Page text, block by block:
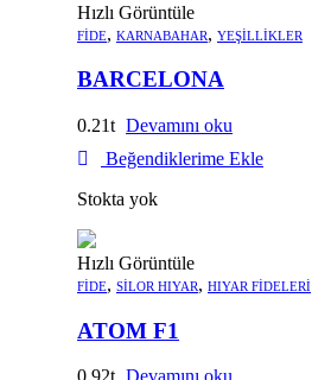
Hızlı Görüntüle
FIDE, KARNABAHAR, YEŞILLIKLER
BARCELONA
0.21
Devamını oku
Beğendiklerime Ekle
Stokta yok
Hızlı Görüntüle
FIDE, SILOR HIYAR, HIYAR FIDELERI
ATOM F1